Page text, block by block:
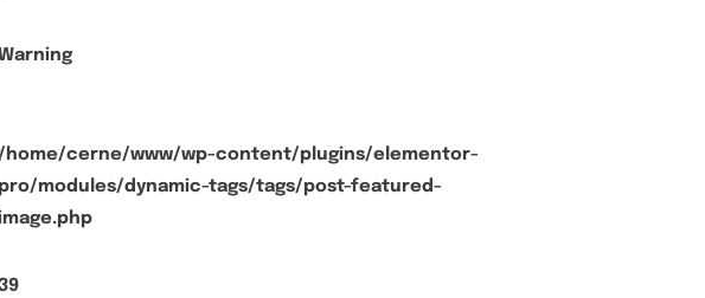
home/cerne/www/wp-content/plugins/elementor-
pro/modules/dynamic-tags/tags/post-featured-